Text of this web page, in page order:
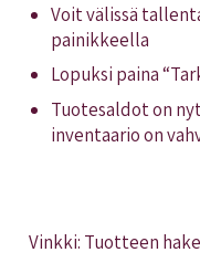
Voit välissä
painikkeella
Lopuksi paina
Tuotesaldot on
inventaario on
Vinkki: Tuotteen